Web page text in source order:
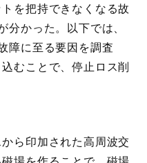
を把持できなくなる故
かった。以下では、
障に至る要因を調査
むことで、停止ロス削
ら印加された高周波交